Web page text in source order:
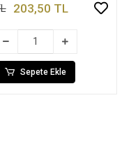
203,50 TL
Sepete Ekle